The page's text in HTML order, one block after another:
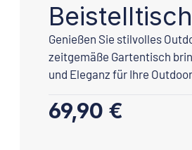
Genießen Sie stilvolles
zeitgemäße Gartentisch
und Eleganz für Ihre
Regulärer Preis:
69,90 €